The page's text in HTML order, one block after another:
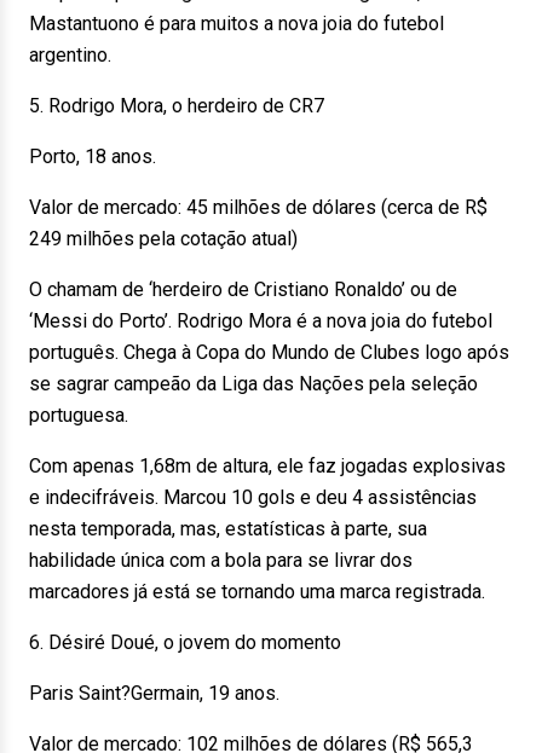
Mastantuono é para muitos a nova joia do futebol
argentino.
5. Rodrigo Mora, o herdeiro de CR7
Porto, 18 anos.
Valor de mercado: 45 milhões de dólares (cerca de R$
249 milhões pela cotação atual)
O chamam de ‘herdeiro de Cristiano Ronaldo’ ou de
‘Messi do Porto’. Rodrigo Mora é a nova joia do futebol
português. Chega à Copa do Mundo de Clubes logo após
se sagrar campeão da Liga das Nações pela seleção
portuguesa.
Com apenas 1,68m de altura, ele faz jogadas explosivas
e indecifráveis. Marcou 10 gols e deu 4 assistências
nesta temporada, mas, estatísticas à parte, sua
habilidade única com a bola para se livrar dos
marcadores já está se tornando uma marca registrada.
6. Désiré Doué, o jovem do momento
Paris Saint?Germain, 19 anos.
Valor de mercado: 102 milhões de dólares (R$ 565,3